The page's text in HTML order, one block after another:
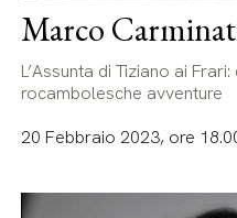
Marco
L’Assunta di Tiziano ai
rocambolesche avventure
20 Febbraio 2023, ore